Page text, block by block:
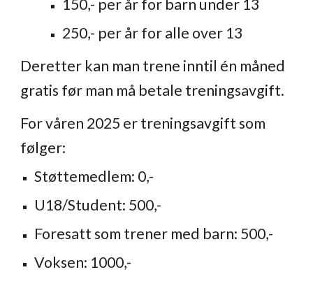
150,- per år for barn under 13
250,- per år for alle over 13
Deretter kan man trene inntil én måned
gratis før man må betale treningsavgift.
For våren 2025 er treningsavgift som
følger:
Støttemedlem: 0,-
U18/Student: 500,-
Foresatt som trener med barn: 500,-
Voksen: 1000,-